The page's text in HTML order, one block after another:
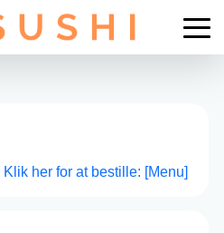
Klik her for at bestille: [Menu]